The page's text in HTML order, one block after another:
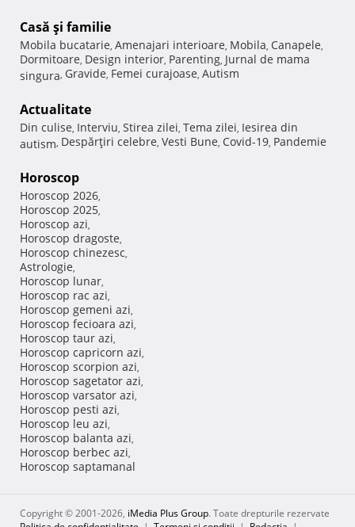
Casă şi familie
Mobila bucatarie, Amenajari interioare, Mobila, Canapele,
Dormitoare, Design interior, Parenting, Jurnal de mama
singura, Gravide, Femei curajoase, Autism
Actualitate
Din culise, Interviu, Stirea zilei, Tema zilei, Iesirea din
autism, Despărţiri celebre, Vesti Bune, Covid-19, Pandemie
Horoscop
Horoscop 2026,
Horoscop 2025,
Horoscop azi,
Horoscop dragoste,
Horoscop chinezesc,
Astrologie,
Horoscop lunar,
Horoscop rac azi,
Horoscop gemeni azi,
Horoscop fecioara azi,
Horoscop taur azi,
Horoscop capricorn azi,
Horoscop scorpion azi,
Horoscop sagetator azi,
Horoscop varsator azi,
Horoscop pesti azi,
Horoscop leu azi,
Horoscop balanta azi,
Horoscop berbec azi,
Horoscop saptamanal
Copyright © 2001-2026, iMedia Plus Group. Toate drepturile rezervate